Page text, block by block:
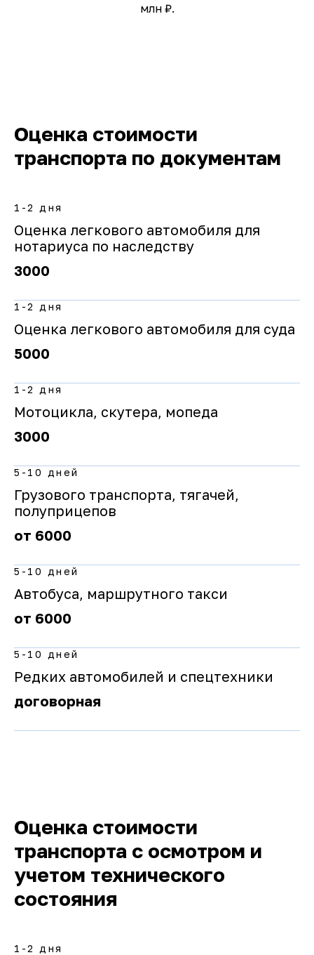
млн ₽.
Оценка стоимости
транспорта по документам
1-2 дня
Оценка легкового автомобиля для
нотариуса по наследству
3000
1-2 дня
Оценка легкового автомобиля для суда
5000
1-2 дня
Мотоцикла, скутера, мопеда
3000
5-10 дней
Грузового транспорта, тягачей,
полуприцепов
от 6000
5-10 дней
Автобуса, маршрутного такси
от 6000
5-10 дней
Редких автомобилей и спецтехники
договорная
Оценка стоимости
транспорта с осмотром и
учетом технического
состояния
1-2 дня